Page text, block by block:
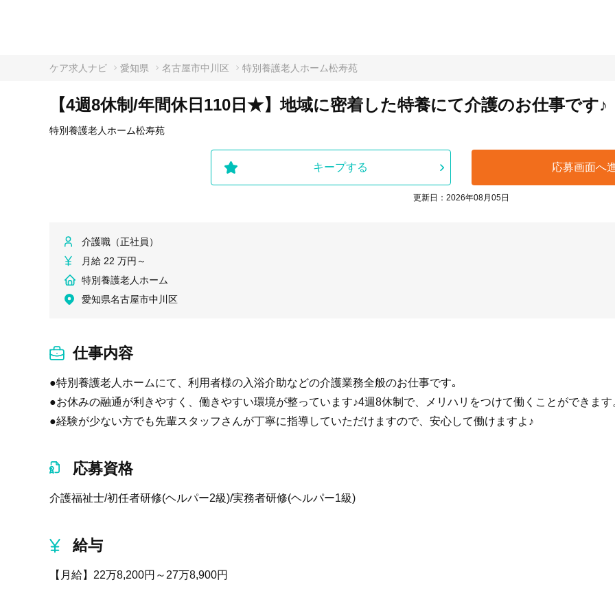
ケア求人ナビ 愛知県 名古屋市中川区 特別養護老人ホーム松寿苑
【4週8休制/年間休日110日★】地域に密着した特養にて介護のお仕事です♪
特別養護老人ホーム松寿苑
キープする 応募画面へ
更新日：2026年08月05日
介護職（正社員）
月給 22 万円～
特別養護老人ホーム
愛知県名古屋市中川区
仕事内容
●特別養護老人ホームにて、利用者様の入浴介助などの介護業務全般のお仕事です｡
●お休みの融通が利きやすく、働きやすい環境が整っています♪4週8休制で、メリハリをつけて働くことができま
●経験が少ない方でも先輩スタッフさんが丁寧に指導していただけますので、安心して働けますよ♪
応募資格
介護福祉士/初任者研修(ヘルパー2級)/実務者研修(ヘルパー1級)
給与
【月給】22万8,200円～27万8,900円